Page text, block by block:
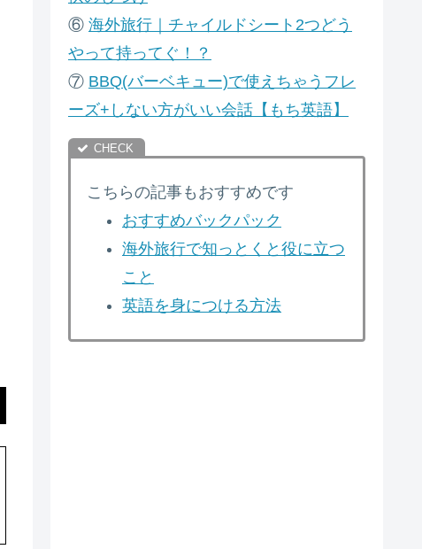
⑥ 海外旅行｜チャイルドシート2つどう
やって持ってぐ！？
⑦ BBQ(バーベキュー)で使えちゃうフレ
ーズ+しない方がいい会話【もち英語】
こちらの記事もおすすめです
おすすめバックパック
海外旅行で知っとくと役に立つ
こと
英語を身につける方法